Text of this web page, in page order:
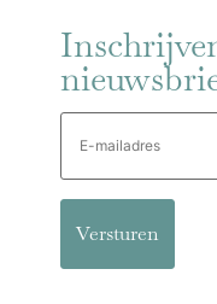
E-
mailadres